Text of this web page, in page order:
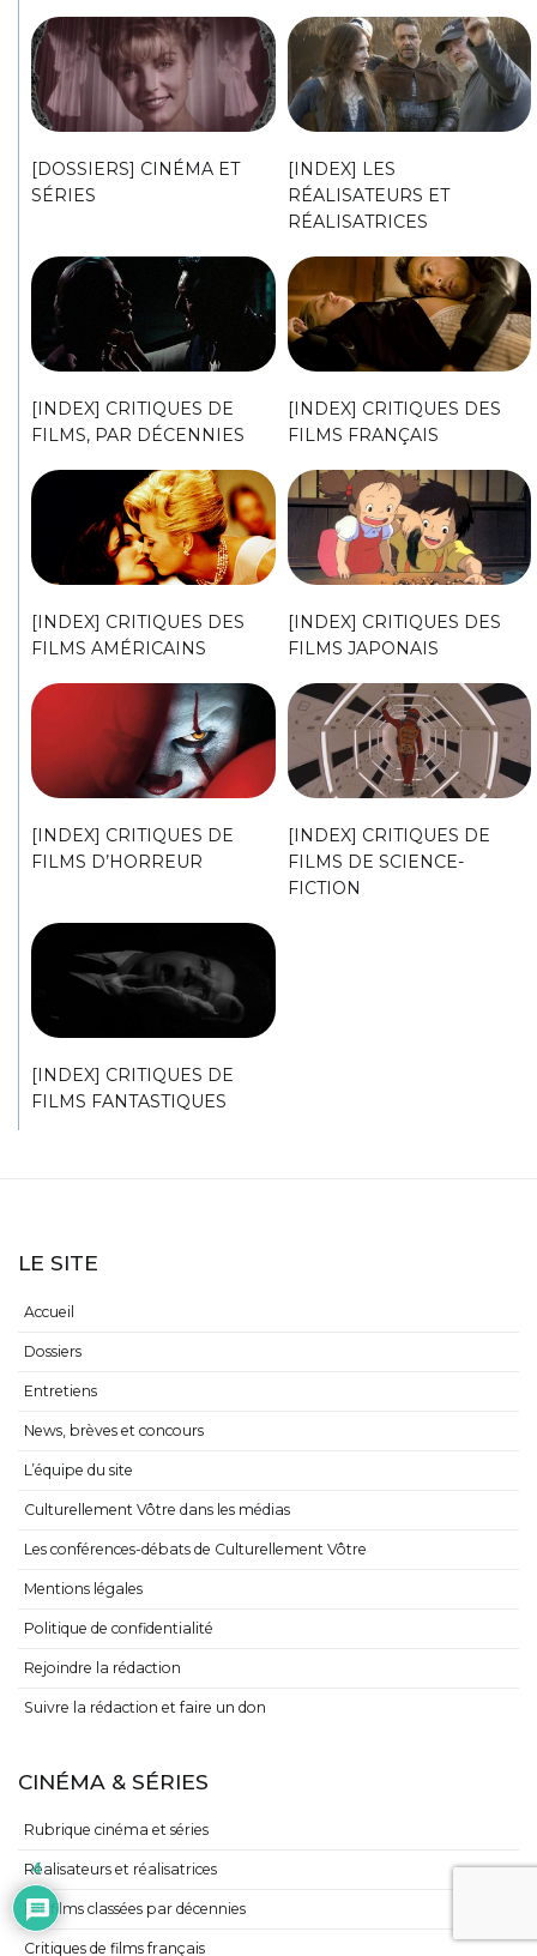
[DOSSIERS] CINÉMA ET
SÉRIES
[INDEX] LES
RÉALISATEURS ET
RÉALISATRICES
[INDEX] CRITIQUES DE
FILMS, PAR DÉCENNIES
[INDEX] CRITIQUES DES
FILMS FRANÇAIS
[INDEX] CRITIQUES DES
FILMS AMÉRICAINS
[INDEX] CRITIQUES DES
FILMS JAPONAIS
[INDEX] CRITIQUES DE
FILMS D’HORREUR
[INDEX] CRITIQUES DE
FILMS DE SCIENCE-
FICTION
[INDEX] CRITIQUES DE
FILMS FANTASTIQUES
LE SITE
Accueil
Dossiers
Entretiens
News, brèves et concours
L’équipe du site
Culturellement Vôtre dans les médias
Les conférences-débats de Culturellement Vôtre
Mentions légales
Politique de confidentialité
Rejoindre la rédaction
Suivre la rédaction et faire un don
CINÉMA & SÉRIES
Rubrique cinéma et séries
Réalisateurs et réalisatrices
Les films classées par décennies
Critiques de films français
4